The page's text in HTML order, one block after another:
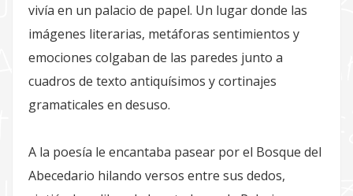
vivía en un palacio de papel. Un lugar donde las
imágenes literarias, metáforas sentimientos y
emociones colgaban de las paredes junto a
cuadros de texto antiquísimos y cortinajes
gramaticales en desuso.
A la poesía le encantaba pasear por el Bosque del
Abecedario hilando versos entre sus dedos,